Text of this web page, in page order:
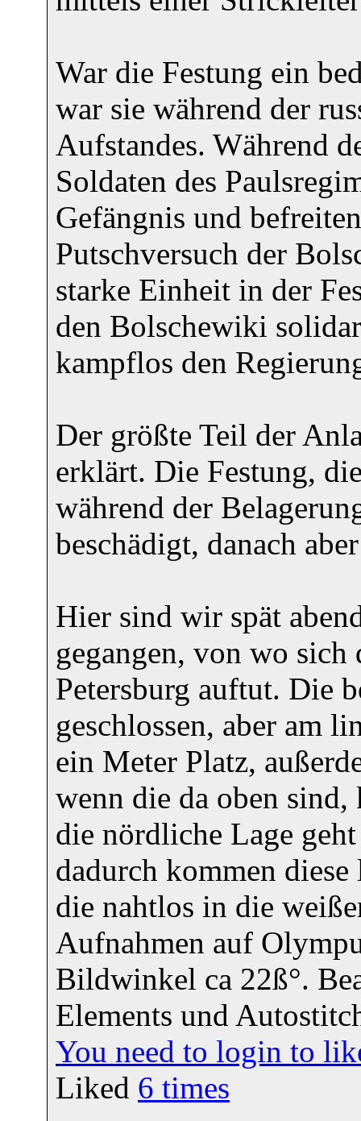
War die Festung ein
war sie während der
Aufstandes. Während
Soldaten des
Gefängnis und
Putschversuch der
starke Einheit in der
den Bolschewiki
kampflos den
Der größte Teil der
erklärt. Die Festung,
während der
beschädigt, danach
Hier sind wir spät
gegangen, von wo sich
Petersburg auftut. Die
geschlossen, aber am
ein Meter Platz,
wenn die da oben
die nördliche Lage
dadurch kommen
die nahtlos in die
Aufnahmen auf
Bildwinkel ca 22ß°.
Elements und
You need to login to
Liked 6 times